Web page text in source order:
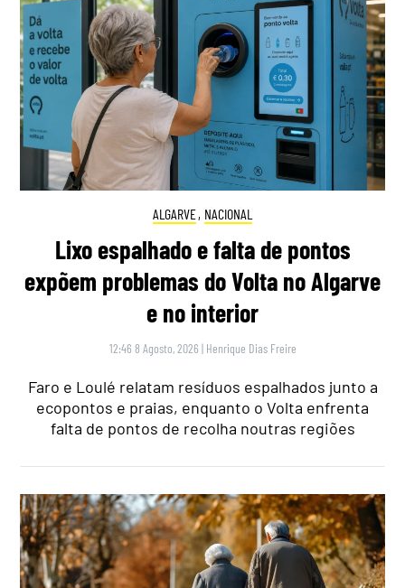
ALGARVE, NACIONAL
Lixo espalhado e falta de pontos
expõem problemas do Volta no Algarve
e no interior
12:46 8 Agosto, 2026 | Henrique Dias Freire
Faro e Loulé relatam resíduos espalhados junto a
ecopontos e praias, enquanto o Volta enfrenta
falta de pontos de recolha noutras regiões